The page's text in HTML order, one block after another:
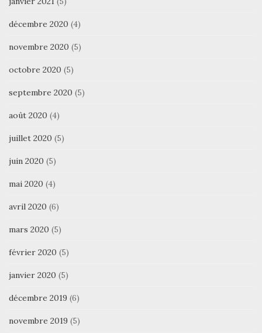
décembre 2020 (4)
novembre 2020 (5)
octobre 2020 (5)
septembre 2020 (5)
août 2020 (4)
juillet 2020 (5)
juin 2020 (5)
mai 2020 (4)
avril 2020 (6)
mars 2020 (5)
février 2020 (5)
janvier 2020 (5)
décembre 2019 (6)
novembre 2019 (5)